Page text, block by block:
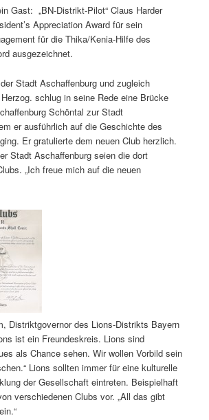
Gast: „BN-Distrikt-Pilot“ Claus Harder
Appreciation Award für sein
für die Thika/Kenia-Hilfe des
ausgezeichnet.
Stadt Aschaffenburg und zugleich
schlug in seine Rede eine Brücke
Schöntal zur Stadt
er ausführlich auf die Geschichte des
Er gratulierte dem neuen Club herzlich.
Stadt Aschaffenburg seien die dort
„Ich freue mich auf die neuen
Distriktgovernor des Lions-Distrikts Bayern
ist ein Freundeskreis. Lions sind
als Chance sehen. Wir wollen Vorbild sein
Lions sollten immer für eine kulturelle
der Gesellschaft eintreten. Beispielhaft
verschiedenen Clubs vor. „All das gibt